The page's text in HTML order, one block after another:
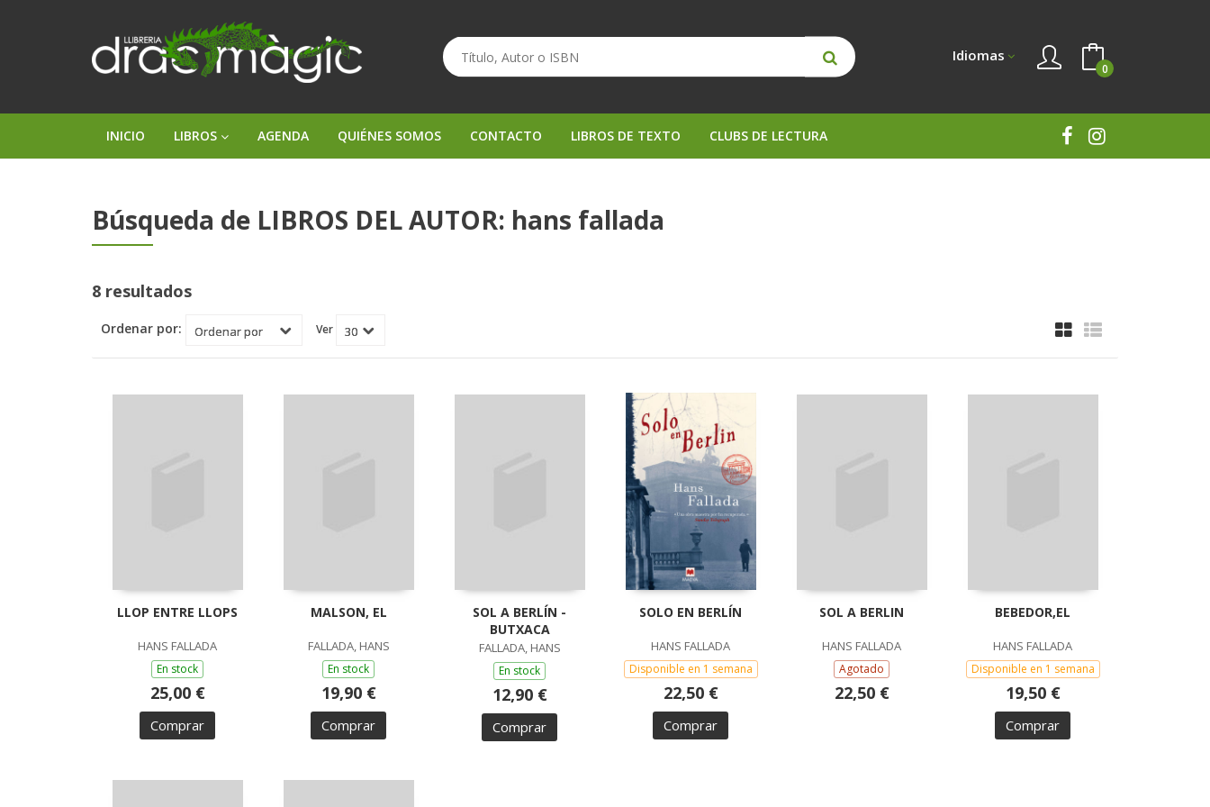
Idiomas
0
INICIO LIBROS AGENDA QUIÉNES SOMOS CONTACTO LIBROS DE TEXTO CLUBS DE LECTURA
Búsqueda de LIBROS DEL AUTOR: hans fallada
8 resultados
Ordenar por: Ver
LLOP ENTRE LLOPS
HANS FALLADA
En stock
25,00 €
Comprar
MALSON, EL
FALLADA, HANS
En stock
19,90 €
Comprar
SOL A BERLÍN -
BUTXACA
FALLADA, HANS
En stock
12,90 €
Comprar
SOLO EN BERLÍN
HANS FALLADA
Disponible en 1 semana
22,50 €
Comprar
SOL A BERLIN
HANS FALLADA
Agotado
22,50 €
BEBEDOR,EL
HANS FALLADA
Disponible en 1 semana
19,50 €
Comprar